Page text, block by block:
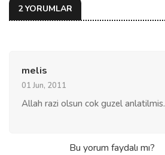
2 YORUMLAR
melis
01 Jun, 2011
Allah razi olsun cok guzel anlatilmis.
Bu yorum faydalı mı?